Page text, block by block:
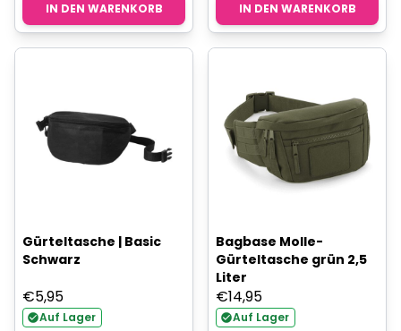
IN DEN WARENKORB IN DEN WARENKORB
Gürteltasche | Basic
Schwarz
€5,95
Auf Lager
Bagbase Molle-
Gürteltasche grün 2,5
Liter
€14,95
Auf Lager